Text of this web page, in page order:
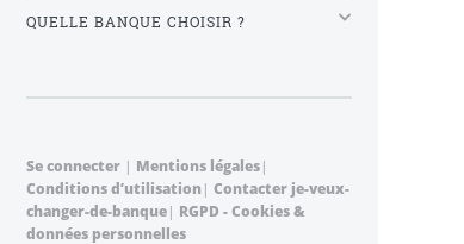
QUELLE BANQUE CHOISIR ?
Se connecter | Mentions légales|
Conditions d’utilisation| Contacter je-veux-
changer-de-banque| RGPD - Cookies &
données personnelles